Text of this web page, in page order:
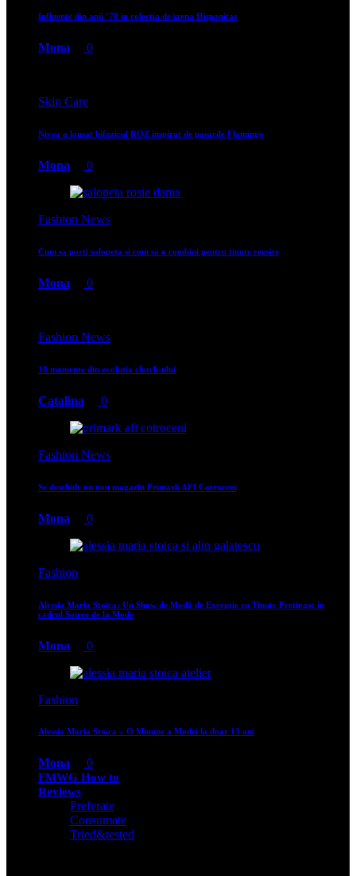
Influente din anii ’70 in colectia de iarna Hispanitas
Mona 0
Skin Care
Nivea a lansat bifazicul ROZ inspirat de pasarile Flamingo
Mona 0
Fashion News
Cum sa porti salopeta si cum sa o combini pentru tinute reusite
Mona 0
Fashion News
10 momente din evolutia clutch-ului
Catalina 0
Fashion News
Se deschide un nou magazin Primark AFI Cotroceni
Mona 0
Fashion
Alessia Maria Stoica: Un Show de Modă de Excepție cu Ținute Prețioase în
cadrul Soiree de la Mode
Mona 0
Fashion
Alessia Maria Stoica – O Minune a Modei la doar 13 ani
Mona 0
FMWG How to
Reviews
Preferate
Consumate
Tried&tested